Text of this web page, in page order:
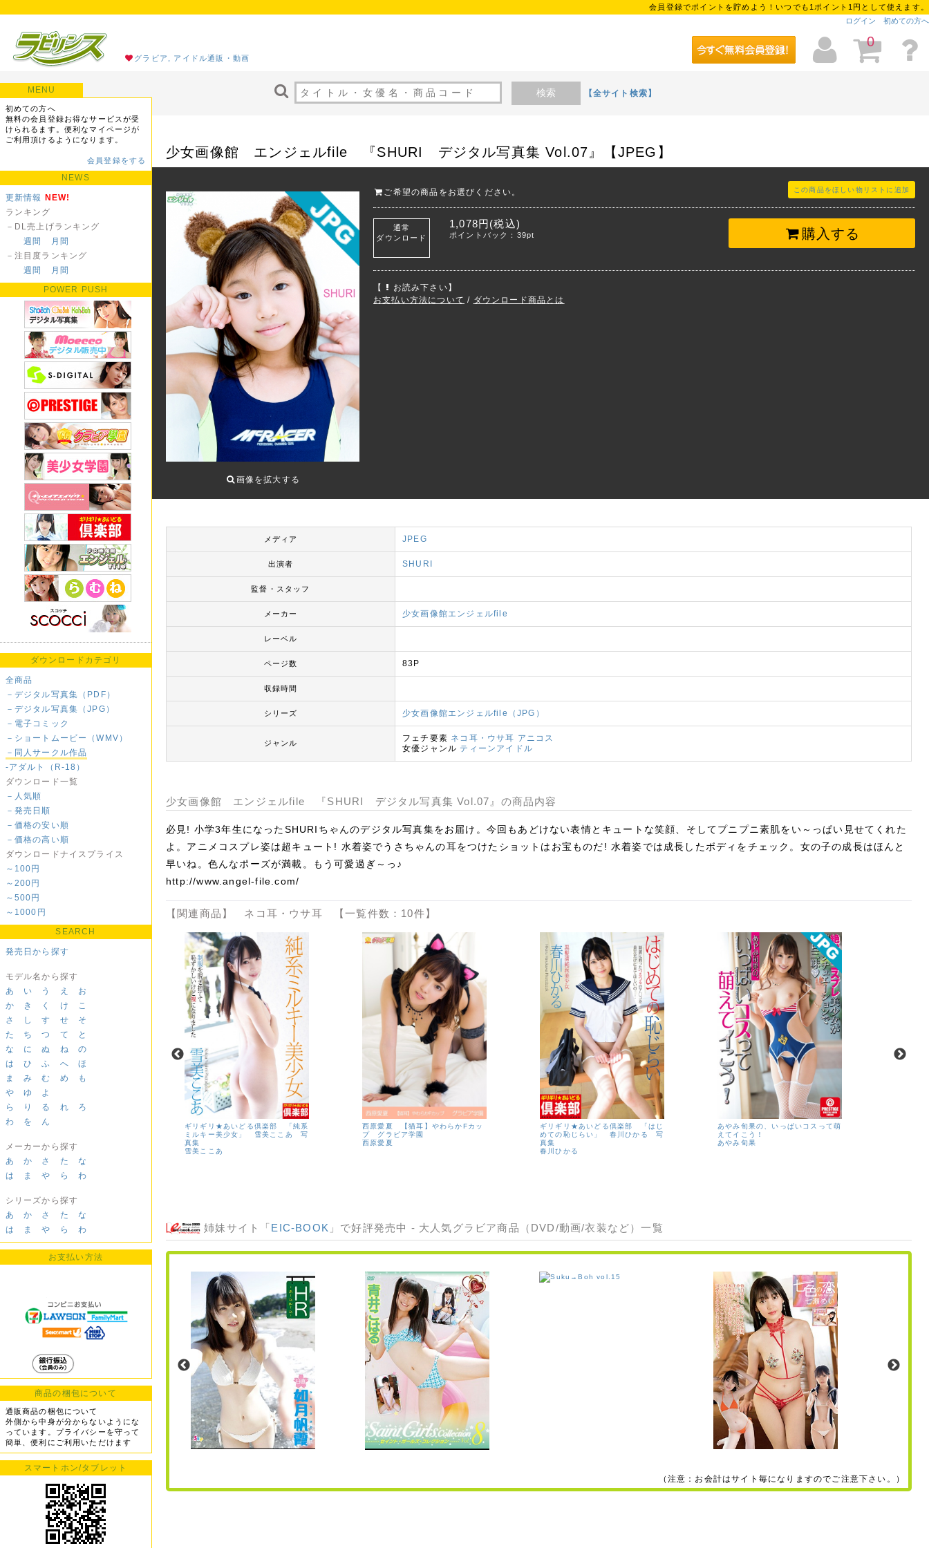
会員登録でポイントを貯めよう！いつでも1ポイント1円として使えます。
ログイン
初めての方へ
グラビア, アイドル通販・動画
0
検索 【全サイト検索】
MENU
初めての方へ
無料の会員登録お得なサービスが受
けられるます。便利なマイページが
ご利用頂けるようになります。
会員登録をする
NEWS
更新情報 NEW!
ランキング
－DL売上げランキング
週間
月間
－注目度ランキング
週間
月間
POWER PUSH
ダウンロードカテゴリ
全商品
－デジタル写真集（PDF）
－デジタル写真集（JPG）
－電子コミック
－ショートムービー（WMV）
－同人サークル作品
-アダルト（R-18）
ダウンロード一覧
－人気順
－発売日順
－価格の安い順
－価格の高い順
ダウンロードナイスプライス
～100円
～200円
～500円
～1000円
SEARCH
発売日から探す
モデル名から探す
あ
い う え
お
か
き く け
こ
さ
し す せ
そ
た
ち つ て
と
な
に ぬ ね
の
は
ひ ふ へ
ほ
ま
み む め
も
や
ゆ
よ
ら
り る れ
ろ
わ
を ん
メーカーから探す
あ
か さ た
な
は
ま や ら わ
シリーズから探す
あ
か さ た
な
は
ま や ら わ
お支払い方法
商品の梱包について
通販商品の梱包について
外側から中身が分からないようにな
っています。プライバシーを守って
簡単、便利にご利用いただけます
スマートホン/タブレット
少女画像館 エンジェルfile 『SHURI デジタル写真集 Vol.07』【JPEG】
画像を拡大する
ご希望の商品をお選びください。 この商品をほしい物リストに追加
購入する
通常
ダウンロード
1,078円(税込)
ポイントバック：39pt
【
お読み下さい】
お支払い方法について / ダウンロード商品とは
メディア JPEG
出演者 SHURI
監督・スタッフ
メーカー 少女画像館エンジェルfile
レーベル
ページ数 83P
収録時間
シリーズ 少女画像館エンジェルfile（JPG）
ジャンル フェチ要素 ネコ耳・ウサ耳 アニコス
女優ジャンル ティーンアイドル
少女画像館 エンジェルfile 『SHURI デジタル写真集 Vol.07』の商品内容
必見! 小学3年生になったSHURIちゃんのデジタル写真集をお届け。今回もあどけない表情とキュートな笑顔、そしてプニプニ素肌をい～っぱい見せてくれた
よ。アニメコスプレ姿は超キュート! 水着姿でうさちゃんの耳をつけたショットはお宝ものだ! 水着姿では成長したボディをチェック。女の子の成長はほんと
早いね。色んなポーズが満載。もう可愛過ぎ～っ♪
http://www.angel-file.com/
【関連商品】 ネコ耳・ウサ耳 【一覧件数：10件】
中野ゆきみ 唇が舐めたいって言っ
中野ゆきみ
ギリギリ★あいどる倶楽部 「純系
ミルキー美少女」 雪美ここあ 写
真集
雪美ここあ
西原愛夏 【猫耳】やわらかFカッ
プ グラビア学園
西原愛夏
ギリギリ★あいどる倶楽部 「はじ
めての恥じらい」 春川ひかる 写
真集
春川ひかる
あやみ旬果の、いっぱいコスって萌
えてイこう！
あやみ旬果
姉妹サイト「EIC-BOOK 」で好評発売中 - 大人気グラビア商品（DVD/動画/衣装など）一覧
（注意：お会計はサイト毎になりますのでご注意下さい。）